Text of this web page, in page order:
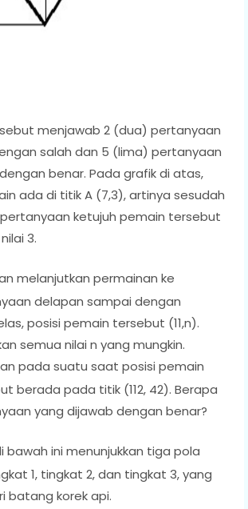
menjawab 2 (dua) pertanyaan
salah dan 5 (lima) pertanyaan
benar. Pada grafik di atas,
ada di titik A (7,3), artinya sesudah
ketujuh pemain tersebut
3.
melanjutkan permainan ke
delapan sampai dengan
posisi pemain tersebut (11,n).
semua nilai n yang mungkin.
pada suatu saat posisi pemain
berada pada titik (112, 42). Berapa
yang dijawab dengan benar?
bawah ini menunjukkan tiga pola
1, tingkat 2, dan tingkat 3, yang
batang korek api.